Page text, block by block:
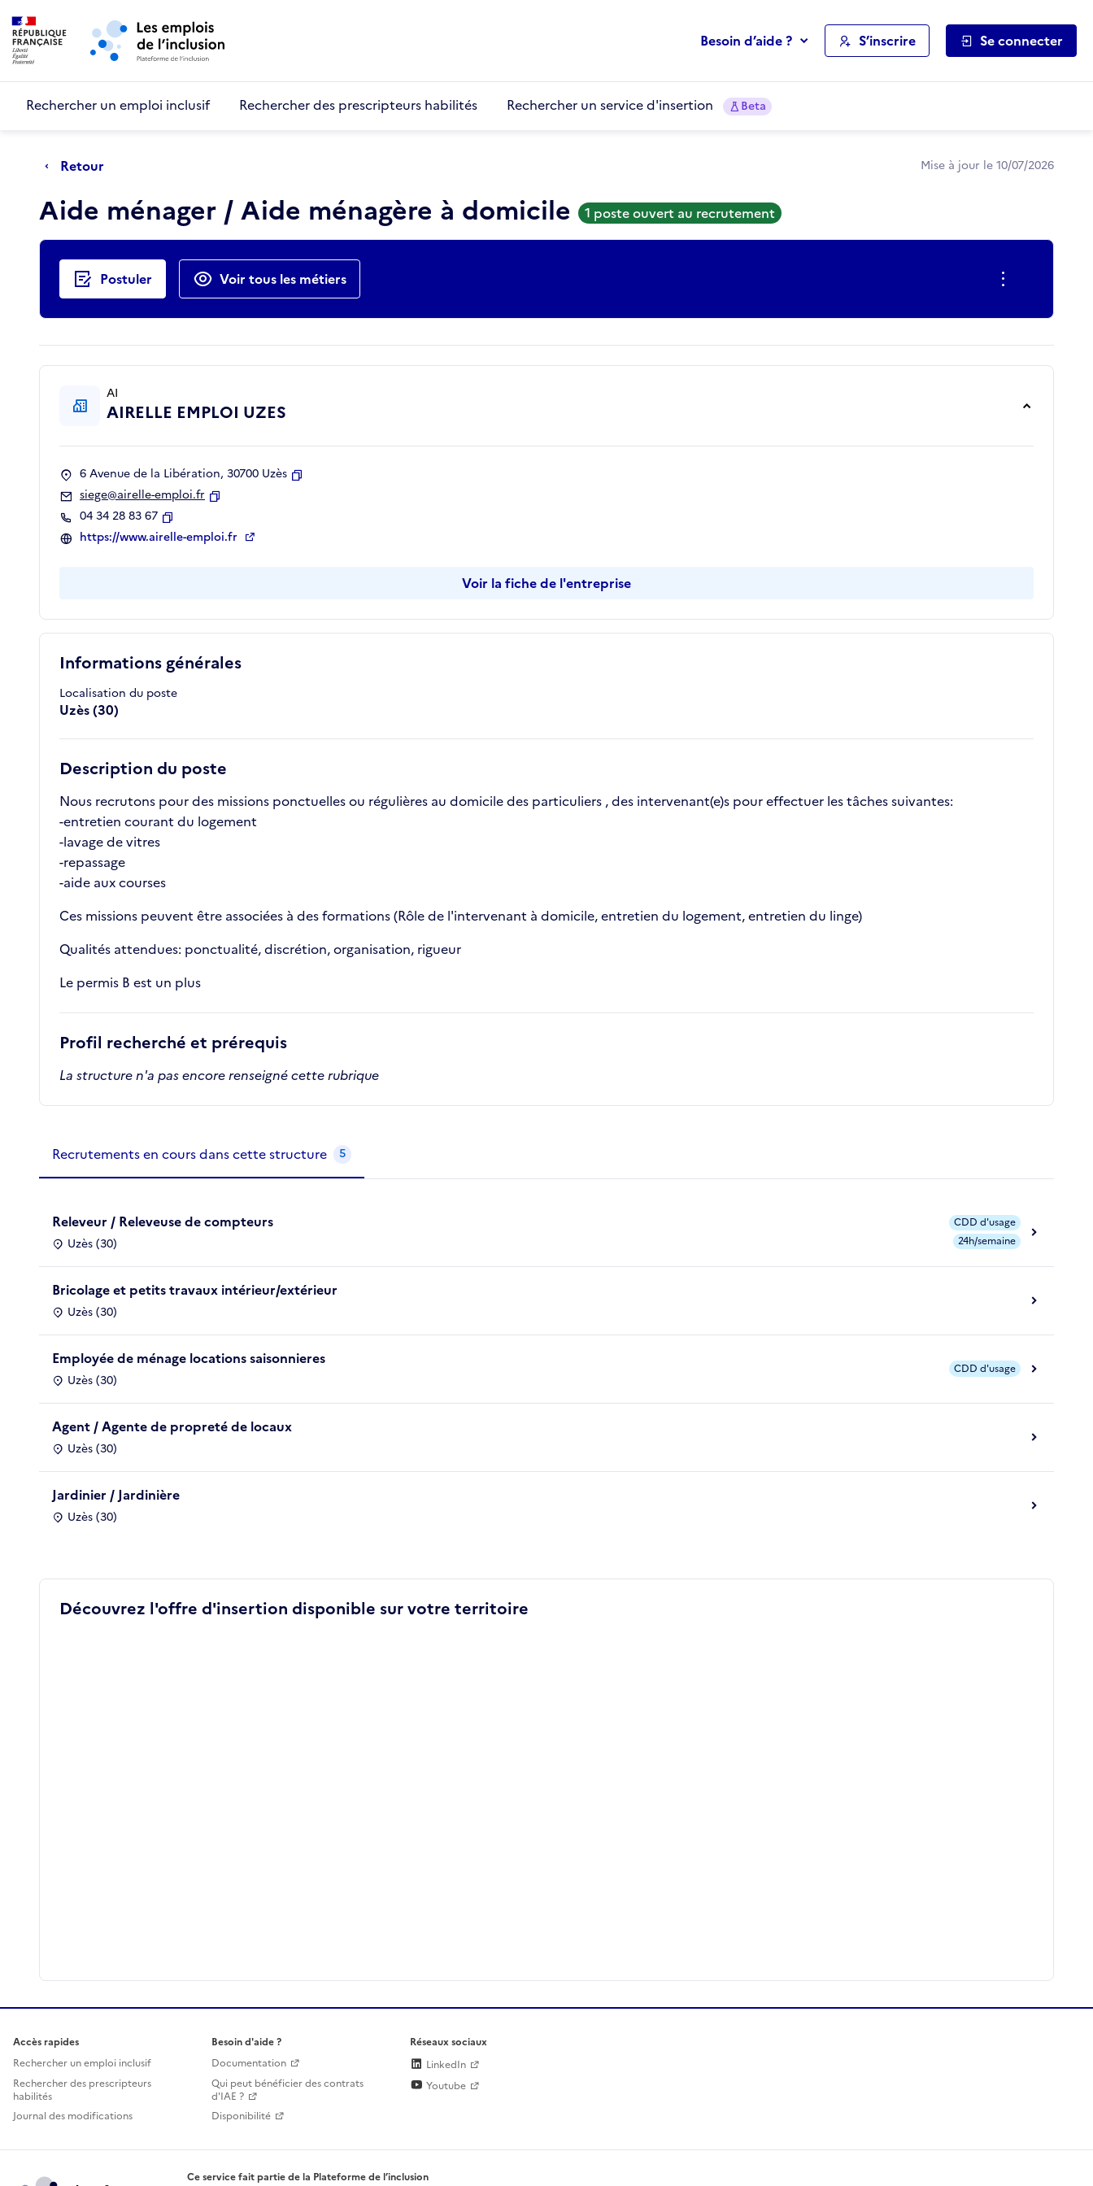
Aller au menu principal
Besoin d’aide ? S’inscrire Se connecter
Rechercher un emploi inclusif Rechercher des prescripteurs habilités Rechercher un service d'insertion Beta
Retour Mise à jour le 10/07/2026
Aide ménager / Aide ménagère à domicile 1 poste ouvert au recrutement
Actions rapides
Postuler Voir tous les métiers
Informations générales
Localisation du poste
Uzès (30)
Description du poste
Nous recrutons pour des missions ponctuelles ou régulières au domicile des particuliers , des intervenant(e)s pour effectuer les tâches suivantes:
-entretien courant du logement
-lavage de vitres
-repassage
-aide aux courses
Ces missions peuvent être associées à des formations (Rôle de l'intervenant à domicile, entretien du logement, entretien du linge)
Qualités attendues: ponctualité, discrétion, organisation, rigueur
Le permis B est un plus
Profil recherché et prérequis
La structure n'a pas encore renseigné cette rubrique
AI
AIRELLE EMPLOI UZES
6 Avenue de la Libération, 30700 Uzès
siege@airelle-emploi.fr
04 34 28 83 67
Copier
https://www.airelle-emploi.fr
Voir la fiche de l'entreprise
Recrutements de la structure
Recrutements en cours dans cette structure 5
Releveur / Releveuse de compteurs
Uzès (30)
CDD d'usage
24h/semaine
Bricolage et petits travaux intérieur/extérieur
Uzès (30)
Employée de ménage locations saisonnieres
Uzès (30)
CDD d'usage
Agent / Agente de propreté de locaux
Uzès (30)
Jardinier / Jardinière
Uzès (30)
Découvrez l'offre d'insertion disponible sur votre territoire
Accès rapides
Rechercher un emploi inclusif
Rechercher des prescripteurs
habilités
Journal des modifications
Besoin d'aide ?
Documentation
Qui peut bénéficier des contrats
d'IAE ?
Disponibilité
Réseaux sociaux
LinkedIn
Youtube
Ce service fait partie de la Plateforme de l’inclusion